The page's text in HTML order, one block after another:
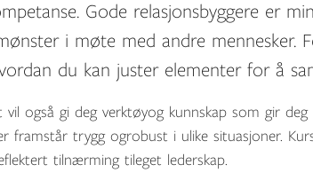
Gode relasjonsbyggere er
i møte med andre mennesker.
du kan juster elementer for å
vil også gi deg verktøyog kunnskap som gir
framstår trygg ogrobust i ulike situasjoner.
tilnærming tileget lederskap.